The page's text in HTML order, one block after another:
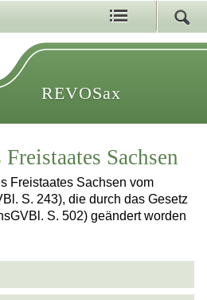
REVOSax
Sachsen
Freistaates Sachsen vom
S. 243), die durch das Gesetz
S. 502) geändert worden